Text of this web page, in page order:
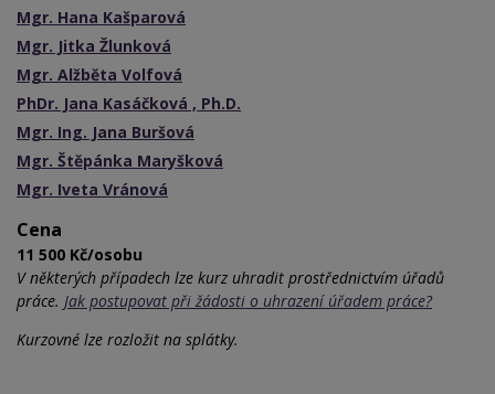
Mgr. Hana Kašparová
Mgr. Jitka Žlunková
Mgr. Alžběta Volfová
PhDr. Jana Kasáčková , Ph.D.
Mgr. Ing. Jana Buršová
Mgr. Štěpánka Maryšková
Mgr. Iveta Vránová
Cena
11 500 Kč/osobu
V některých případech lze kurz uhradit prostřednictvím úřadů
práce. Jak postupovat při žádosti o uhrazení úřadem práce?
Kurzovné lze rozložit na splátky.